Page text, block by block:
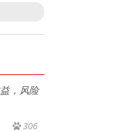
，风险
306